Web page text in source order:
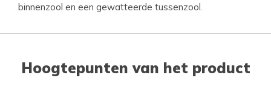
binnenzool en een gewatteerde tussenzool.
Hoogtepunten van het product